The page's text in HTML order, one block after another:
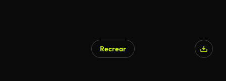
Recrear